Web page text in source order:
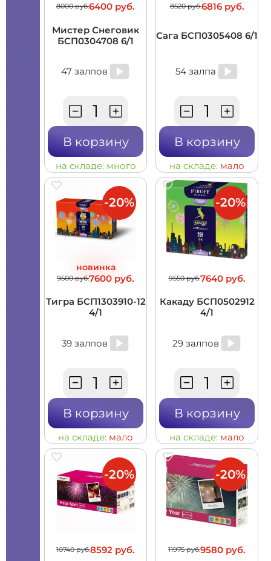
8000 руб.6400 руб.
Мистер Снеговик
БСП0304708 6/1
47 залпов
В корзину
на складе: много
8520 руб.6816 руб.
Сага БСП0305408 6/1
54 залпа
В корзину
на складе: мало
новинка
9500 руб.7600 руб.
Тигра БСП1303910-12
4/1
39 залпов
В корзину
на складе: мало
-20%
9550 руб.7640 руб.
Какаду БСП0502912
4/1
29 залпов
В корзину
на складе: мало
-20%
10740 руб.8592 руб.
-20%
11975 руб.9580 руб.
-20%